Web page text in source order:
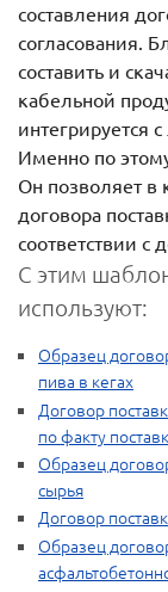
составления
согласования.
составить и
кабельной
интегрируется
Именно по
Он позволяет в
договора
соответствии
С этим
используют:
Образец
пива в кегах
Договор
по факту
Образец
сырья
Договор
Образец